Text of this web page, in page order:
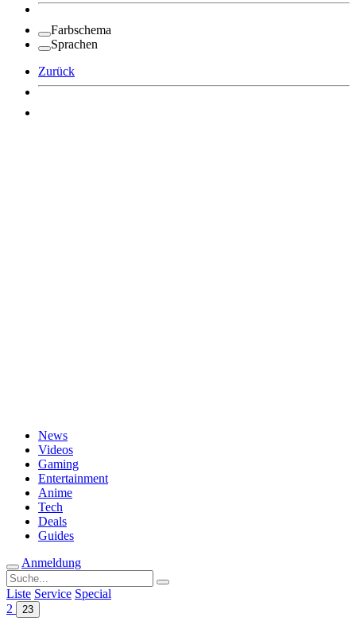
Farbschema
Sprachen
Zurück
News
Videos
Gaming
Entertainment
Anime
Tech
Deals
Guides
Anmeldung
Suche
nach:
Liste Service Special
2
23